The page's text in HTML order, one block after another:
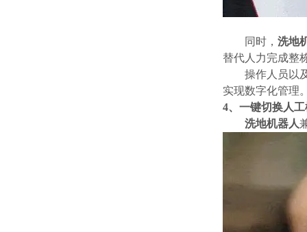
同时， 洗地
替代人力完成整
操作人员以
实现数字化管理
4、 一键切换人工
洗地机器人